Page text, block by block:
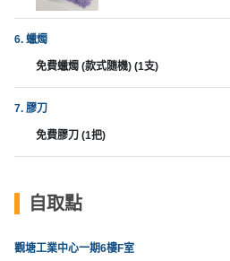
坊
外
樂
遊
出
6. 蠟燭
免費蠟燭 (款式隨機) (1支)
7. 膠刀
免費膠刀 (1把)
自取點
觀塘工業中心一期6樓F室